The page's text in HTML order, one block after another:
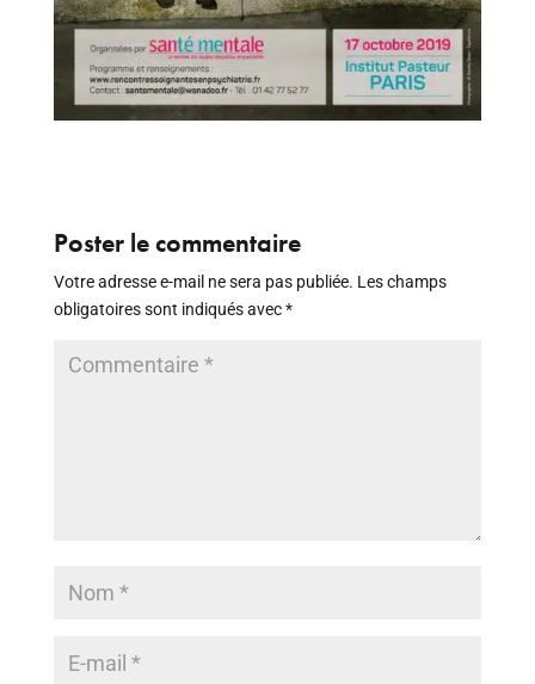
Poster le commentaire
Votre adresse e-mail ne sera pas publiée. Les champs
obligatoires sont indiqués avec*